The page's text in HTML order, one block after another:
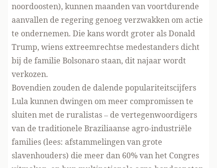
noordoosten), kunnen maanden van voortdurende
aanvallen de regering genoeg verzwakken om actie
te ondernemen. Die kans wordt groter als Donald
Trump, wiens extreemrechtse medestanders dicht
bij de familie Bolsonaro staan, dit najaar wordt
verkozen.
Bovendien zouden de dalende populariteitscijfers
Lula kunnen dwingen om meer compromissen te
sluiten met de ruralistas – de vertegenwoordigers
van de traditionele Braziliaanse agro-industriële
families (lees: afstammelingen van grote
slavenhouders) die meer dan 60% van het Congres